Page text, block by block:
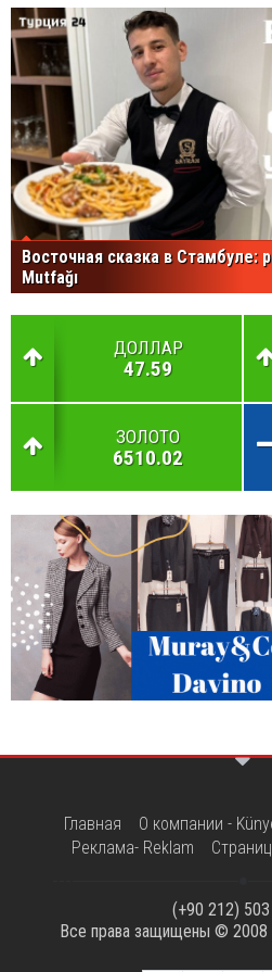
Восточная сказка в Стамбуле:
Mutfağı
ДОЛЛАР
47.59
ЗОЛОТО
6510.02
Главная О компании -
Реклама- Reklam
(+90 212)
Все права защищены © 2008